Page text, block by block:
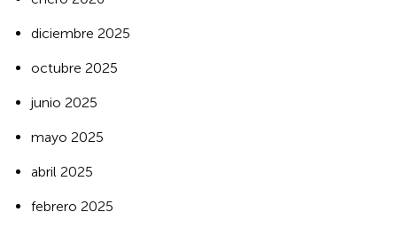
diciembre 2025
octubre 2025
junio 2025
mayo 2025
abril 2025
febrero 2025